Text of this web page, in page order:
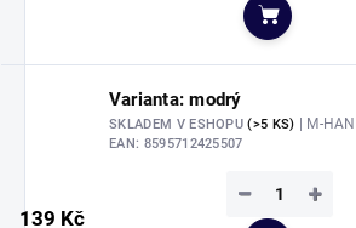
Do
Varianta: modrý
SKLADEM V ESHOPU(>5 KS) | M-
EAN: 8595712425507
139 Kč
+
−